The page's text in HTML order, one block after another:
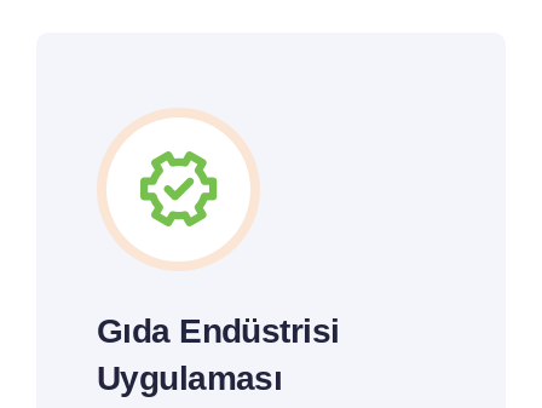
Gıda Endüstrisi
Uygulaması